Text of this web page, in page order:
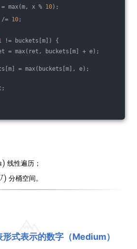
x % 10);
10;
!= buckets[m]) {
buckets[m] + e);
max(buckets[m], e);
线性遍历；
分桶空间。
式表示的数字（Medium）